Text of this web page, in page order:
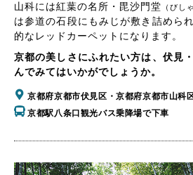
山科には紅葉の名所・毘沙門堂 （びし
は参道の石段にもみじが敷き詰めら
的なレッドカーペットになります。
京都の美しさにふれたい方は、伏見
んでみてはいかがでしょうか。
京都府京都市伏見区・京都府京都市山科
京都駅八条口観光バス乗降場で下車